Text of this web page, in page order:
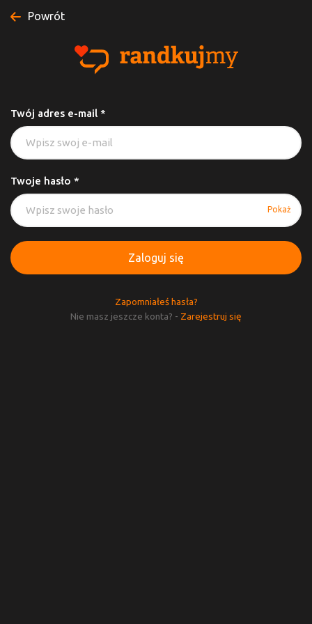
Powrót
Twój adres e-mail *
Twoje hasło *
Pokaż
Zaloguj się
Zapomniałeś hasła?
Nie masz jeszcze konta? - Zarejestruj się